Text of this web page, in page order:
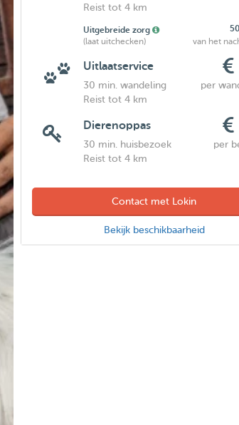
Reist tot 4 km
Uitgebreide zorg
(laat uitchecken)
van het
Uitlaatservice €
30 min. wandeling
per
Reist tot 4 km
Dierenoppas €
30 min. huisbezoek
per
Reist tot 4 km
Contact met Lokin
Bekijk beschikbaarheid